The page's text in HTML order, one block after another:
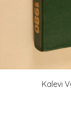
Kalevi